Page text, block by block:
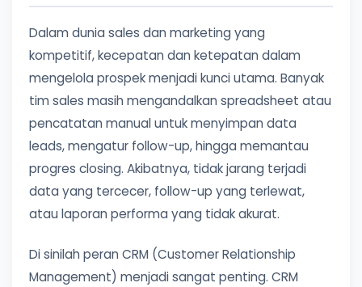
Dalam dunia sales dan marketing yang
kompetitif, kecepatan dan ketepatan dalam
mengelola prospek menjadi kunci utama. Banyak
tim sales masih mengandalkan spreadsheet atau
pencatatan manual untuk menyimpan data
leads, mengatur follow-up, hingga memantau
progres closing. Akibatnya, tidak jarang terjadi
data yang tercecer, follow-up yang terlewat,
atau laporan performa yang tidak akurat.
Di sinilah peran CRM (Customer Relationship
Management) menjadi sangat penting. CRM